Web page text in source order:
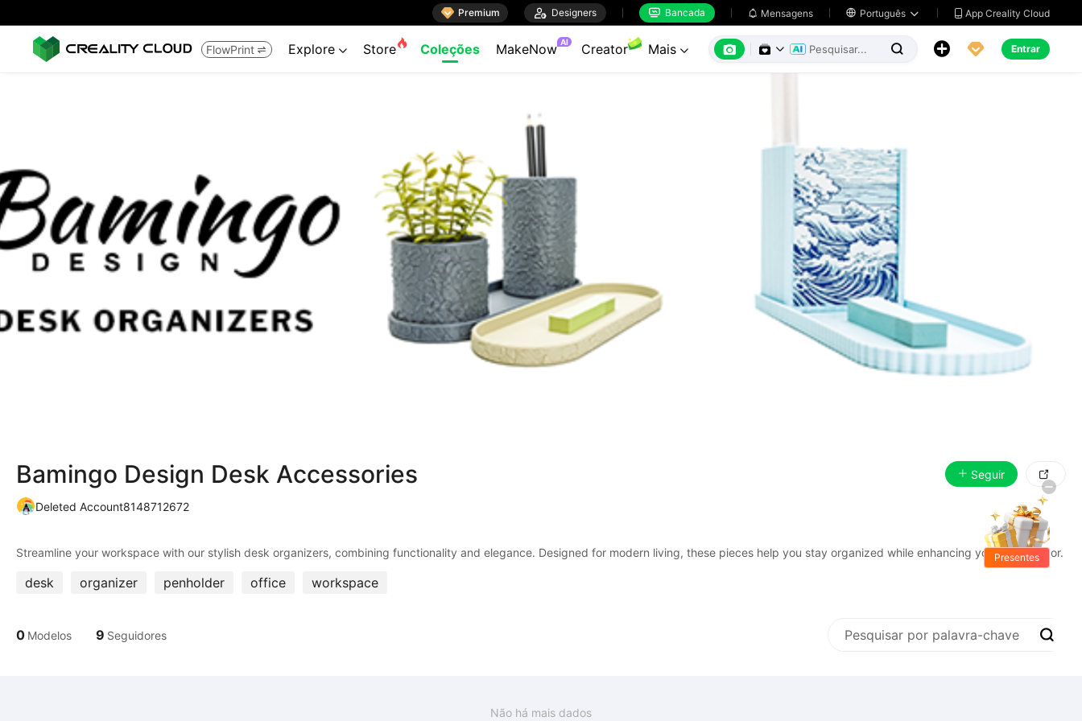
 Premium  Designers  Bancada  Mensagens  Português   App Creality Cloud
FlowPrint  Explore  Store Coleções MakeNow AI Creator Mais       Entrar
Bamingo Design Desk Accessories Seguir 
Deleted Account8148712672
desk organizer penholder office workspace
0 Modelos 9 Seguidores 
Não há mais dados
Presentes